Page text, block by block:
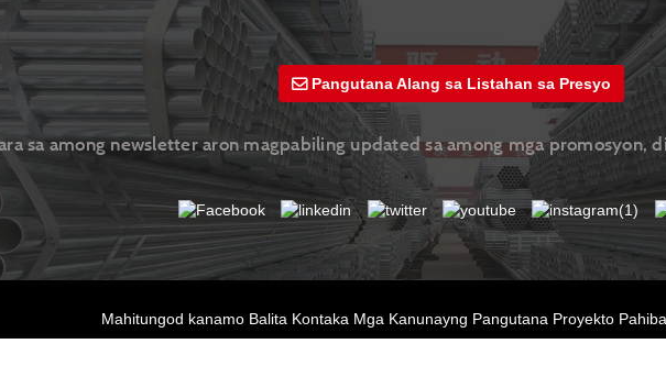
Pangutana Alang sa Listahan sa Presyo
sa among newsletter aron magpabiling updated sa among mga promosyon,
Mahitungod kanamo Balita Kontaka Mga Kanunayng Pangutana Proyekto